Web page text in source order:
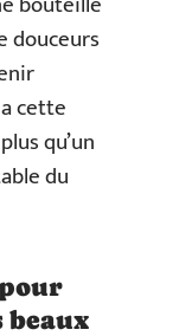
douceurs
cette
qu’un
du